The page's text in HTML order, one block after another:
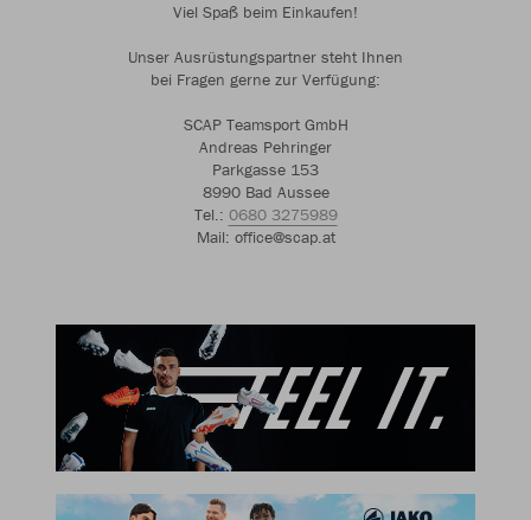
Viel Spaß beim Einkaufen!
Unser Ausrüstungspartner steht Ihnen
bei Fragen gerne zur Verfügung:
SCAP Teamsport GmbH
Andreas Pehringer
Parkgasse 153
8990 Bad Aussee
Tel.: 0680 3275989
Mail: office@scap.at